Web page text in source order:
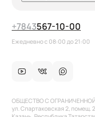
+7843567-10-00
Ежедневно с 08:00 до 21:00
ОБЩЕСТВО С
ул. Спартаковская 2, помещ.